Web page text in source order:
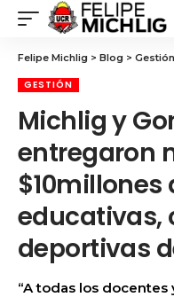
Felipe Michlig > Blog > Gestión
GESTIÓN
Michlig y
entregaron
educativas,
deportivas
“A todas los